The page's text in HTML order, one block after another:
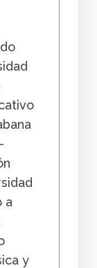
a
y